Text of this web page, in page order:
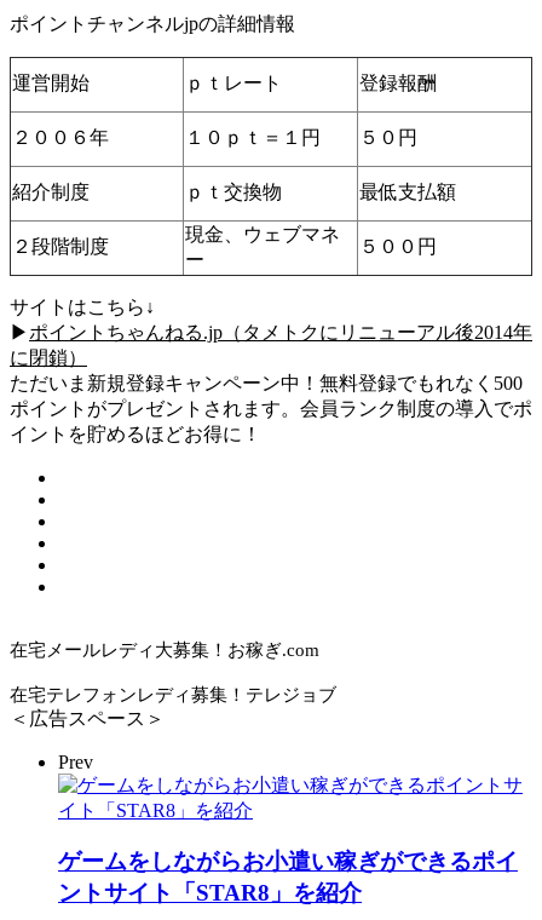
ポイントチャンネルjpの詳細情報
運営開始 ｐｔレート 登録報酬
２００６年 １０ｐｔ＝１円 ５０円
紹介制度 ｐｔ交換物 最低支払額
２段階制度
現金、ウェブマネ
ー
５００円
サイトはこちら↓
▶ ポイントちゃんねる.jp（タメトクにリニューアル後2014年
に閉鎖）
ただいま新規登録キャンペーン中！無料登録でもれなく500
ポイントがプレゼントされます。会員ランク制度の導入でポ
イントを貯めるほどお得に！
在宅メールレディ大募集！お稼ぎ.com
在宅テレフォンレディ募集！テレジョブ
＜広告スペース＞
Prev
ゲームをしながらお小遣い稼ぎができるポイ
ントサイト「STAR8」を紹介